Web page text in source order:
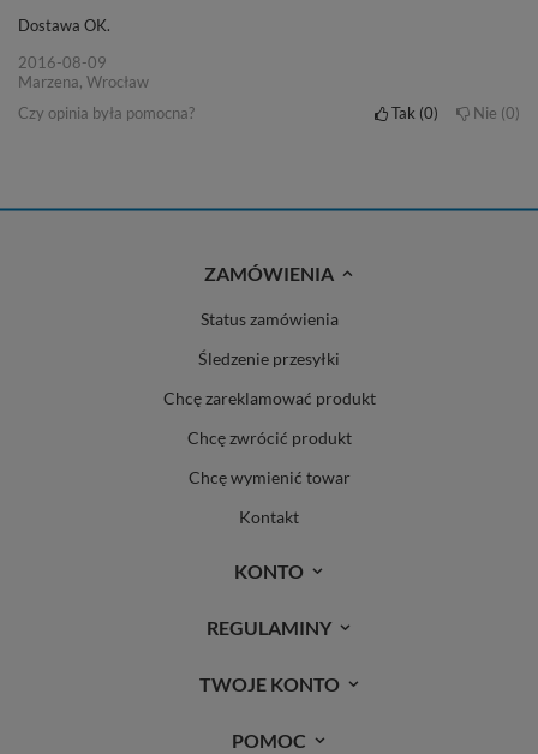
Dostawa OK.
2016-08-09
Marzena, Wrocław
Czy opinia była pomocna?
Tak 0 Nie 0
ZAMÓWIENIA
Status zamówienia
Śledzenie przesyłki
Chcę zareklamować produkt
Chcę zwrócić produkt
Chcę wymienić towar
Kontakt
KONTO
REGULAMINY
TWOJE KONTO
POMOC